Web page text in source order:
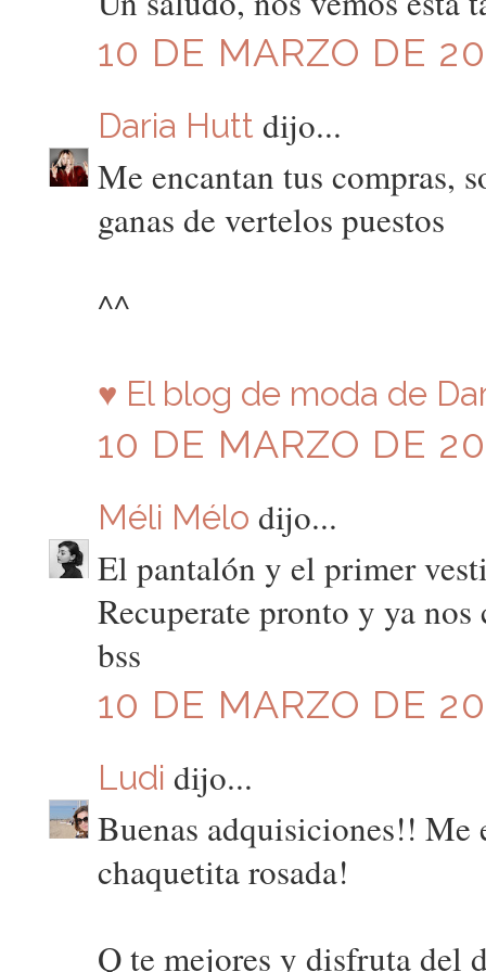
10 DE MARZO DE
Daria Hutt dijo...
Me encantan tus compras,
ganas de vertelos puestos
^^
♥ El blog de moda de
10 DE MARZO DE
Méli Mélo dijo...
El pantalón y el primer
Recuperate pronto y ya
bss
10 DE MARZO DE
Ludi dijo...
Buenas adquisiciones!! Me
chaquetita rosada!
Q te mejores y disfruta del